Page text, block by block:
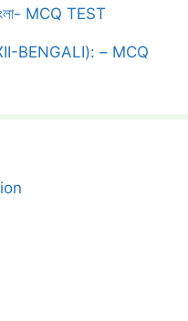
MCQ TEST
(XII-BENGALI): – MCQ